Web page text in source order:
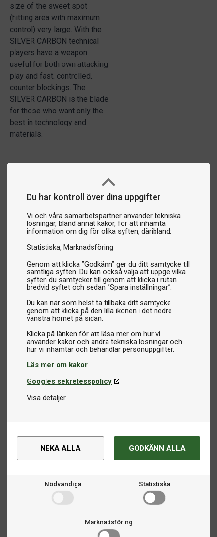
Du har kontroll över dina uppgifter
Vi och våra samarbetspartner använder tekniska
lösningar, bland annat kakor, för att inhämta
information om dig för olika syften, däribland:
Statistiska Marknadsföring
Genom att klicka ”Godkänn” ger du ditt samtycke till
samtliga syften. Du kan också välja att uppge vilka
syften du samtycker till genom att klicka i rutan
bredvid syftet och sedan ”Spara inställningar”.
Du kan när som helst ta tillbaka ditt samtycke
genom att klicka på den lilla ikonen i det nedre
vänstra hörnet på sidan.
Klicka på länken för att läsa mer om hur vi
använder kakor och andra tekniska lösningar och
Läs mer om kakor
Googles sekretesspolicy
Visa detaljer
NEKA ALLA GODKÄNN ALLA
Nödvändiga Statistiska
Marknadsföring
size of the sweet spot
(hitting area with maximum
control) very large. With the
SILVER CARBON technical
players have a weapon
useful for both own attacking
play and fast, controlled,
counter blockings. The
SILVER CARBON is the blade
for those who want only the
best in technology and
materials.